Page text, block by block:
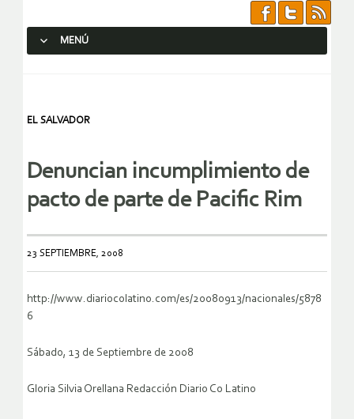
MENÚ
EL SALVADOR
Denuncian incumplimiento de
pacto de parte de Pacific Rim
23 SEPTIEMBRE, 2008
http://www.diariocolatino.com/es/20080913/nacionales/5878
6
Sábado, 13 de Septiembre de 2008
Gloria Silvia Orellana Redacción Diario Co Latino